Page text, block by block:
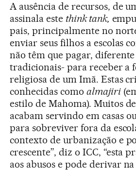
A ausência de recursos, de
assinala este think tank,
pais, principalmente no
enviar seus filhos a escolas
não têm que pagar,
tradicionais- para receber a
religiosa de um Imã. Estas
conhecidas como almajiri
estilo de Mahoma). Muitos
acabam servindo em casas
para sobreviver fora da
contexto de urbanização e
crescente”, diz o ICC, “esta
aos abusos e pode derivar